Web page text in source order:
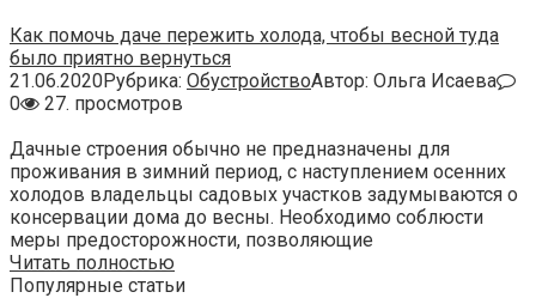
Как помочь даче пережить холода, чтобы весной туда
было приятно вернуться
21.06.2020Рубрика: ОбустройствоАвтор: Ольга Исаева
0
27. просмотров
Дачные строения обычно не предназначены для
проживания в зимний период, с наступлением осенних
холодов владельцы садовых участков задумываются о
консервации дома до весны. Необходимо соблюсти
меры предосторожности, позволяющие
Читать полностью
Популярные статьи